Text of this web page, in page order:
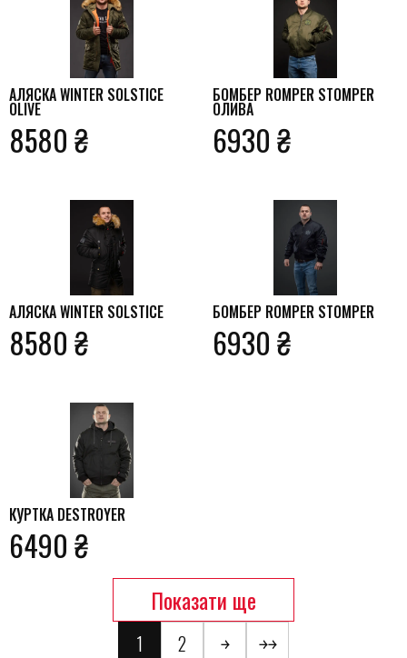
АЛЯСКА WINTER SOLSTICE
OLIVE
8580 ₴
БОМБЕР ROMPER STOMPER
ОЛИВА
6930 ₴
АЛЯСКА WINTER SOLSTICE
8580 ₴
БОМБЕР ROMPER STOMPER
6930 ₴
КУРТКА DESTROYER
6490 ₴
Показати ще
1 2 ￫ ￫￫